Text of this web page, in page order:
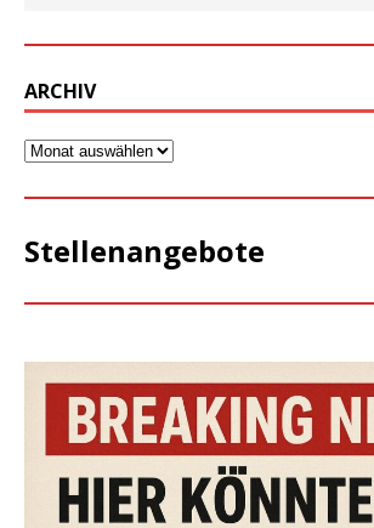
ARCHIV
Stellenangebote